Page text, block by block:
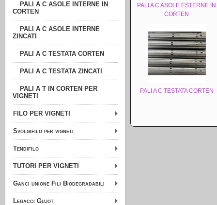
PALI A C ASOLE INTERNE IN
CORTEN
PALI A C ASOLE INTERNE
ZINCATI
PALI A C TESTATA CORTEN
PALI A C TESTATA ZINCATI
PALI A T IN CORTEN PER
VIGNETI
FILO PER VIGNETI
Svolgifilo per vigneti
Tendifilo
TUTORI PER VIGNETI
Ganci unione Fili Biodegradabili
Legacci Gujot
PALI A C ASOLE ESTERNE IN
CORTEN
PALI A C TESTATA CORTEN